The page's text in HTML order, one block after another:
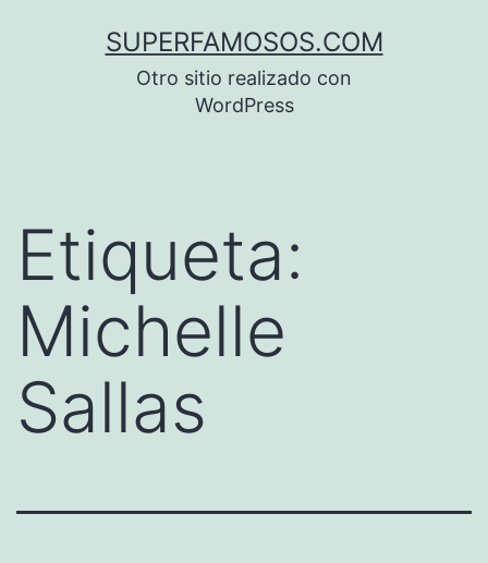
SUPERFAMOSOS.COM
Otro sitio realizado con
WordPress
Etiqueta:
Michelle
Sallas